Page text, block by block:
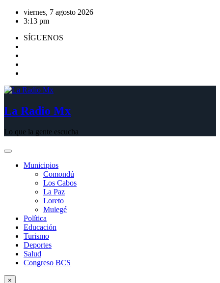
Saltar
viernes, 7 agosto 2026
3:13 pm
SÍGUENOS
La Radio Mx
Lo que la gente escucha
Municipios
Comondú
Los Cabos
La Paz
Loreto
Mulegé
Política
Educación
Turismo
Deportes
Salud
Congreso BCS
×